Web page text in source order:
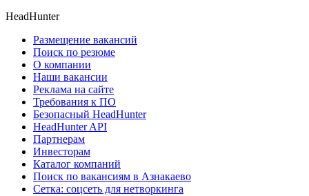
HeadHunter
Размещение вакансий
Поиск по резюме
О компании
Наши вакансии
Реклама на сайте
Требования к ПО
Безопасный HeadHunter
HeadHunter API
Партнерам
Инвесторам
Каталог компаний
Поиск по вакансиям в Азнакаево
Сетка: соцсеть для нетворкинга